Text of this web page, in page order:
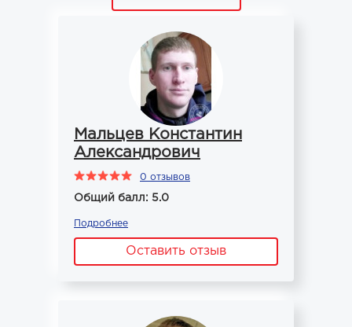
Мальцев Константин
Александрович
0 отзывов
Общий балл: 5.0
Подробнее
Оставить отзыв